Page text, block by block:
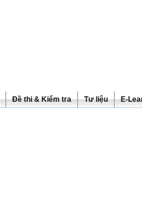
Đề thi & Kiểm tra Tư liệu E-